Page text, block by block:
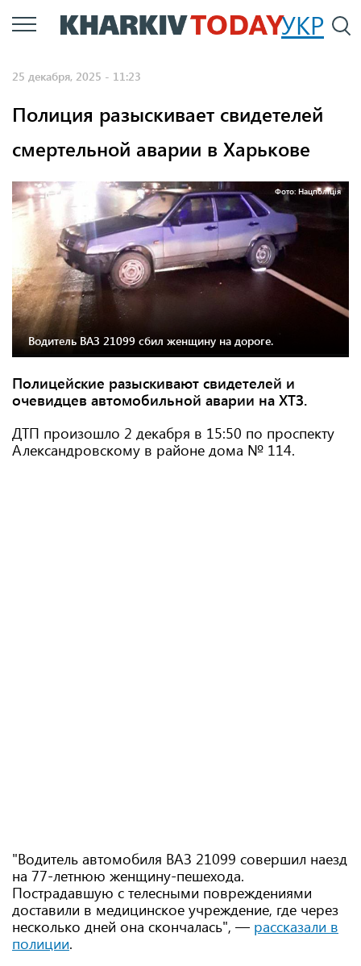
Перейти
к
УКР
25 декабря, 2025 - 11:23
Полиция разыскивает свидетелей
смертельной аварии в Харькове
Фото: Нацполіція
Водитель ВАЗ 21099 сбил женщину на дороге.
Полицейские разыскивают свидетелей и
очевидцев автомобильной аварии на ХТЗ.
ДТП произошло 2 декабря в 15:50 по проспекту
Александровскому в районе дома № 114.
"Водитель автомобиля ВАЗ 21099 совершил наезд
на 77-летнюю женщину-пешехода.
Пострадавшую с телесными повреждениями
доставили в медицинское учреждение, где через
несколько дней она скончалась", — рассказали в
полиции.